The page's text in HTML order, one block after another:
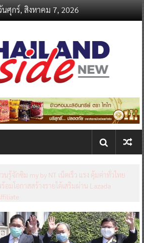
นศุกร์, สิงหาคม 7, 2026
นรู้จักซิม my by NT เน็ตเร็ว แรง คุ้มค่าทั่วไทย
อมโอกาสสร้างรายได้เสริมผ่าน Lazada